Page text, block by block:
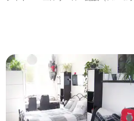
、5つ星中4.83つ星の平均評価